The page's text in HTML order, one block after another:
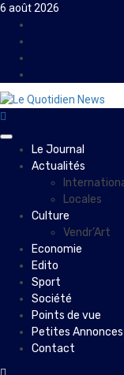
Skip
content
6 août 2026
PrimaryLe Journal
Actualités
Locales
Culture
Vendr’Art
Economie
Edito
Sport
Société
Points de vue
Petites Annonces
Contact